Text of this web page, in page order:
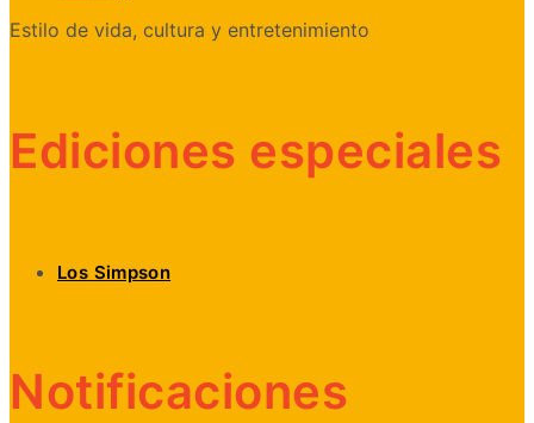
Estilo de vida, cultura y entretenimiento
Ediciones especiales
Los Simpson
Notificaciones